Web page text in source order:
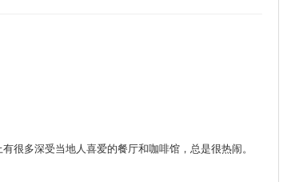
很多深受当地人喜爱的餐厅和咖啡馆，总是很热闹。